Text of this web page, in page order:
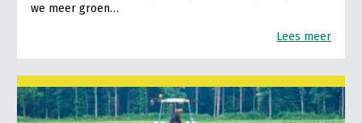
we meer groen…
Lees meer